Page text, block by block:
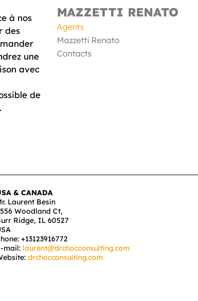
à nos
des
une
avec
de
MAZZETTI RENATO
Agents
Mazzetti Renato
Contacts
& CANADA
Laurent Besin
Woodland Ct,
Ridge, IL 60527
+13123916772
mail: laurent@drchocconsulting.com
drchocconsulting.com